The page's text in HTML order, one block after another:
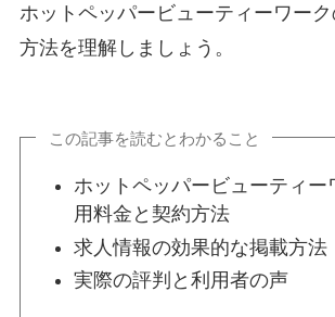
ホットペッパービューティーワー
方法を理解しましょう。
この記事を読むとわかること
ホットペッパービューティー
用料金と契約方法
求人情報の効果的な掲載方法
実際の評判と利用者の声